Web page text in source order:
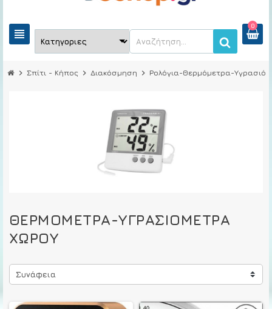
view_headline
0
chevron_right Σπίτι - Κήπος chevron_right Διακόσμηση chevron_right Ρολόγια-Θερμόμετρα-
ΘΕΡΜΌΜΕΤΡΑ-ΥΓΡΑΣΙΌΜΕΤΡΑ
ΧΏΡΟΥ
Συνάφεια